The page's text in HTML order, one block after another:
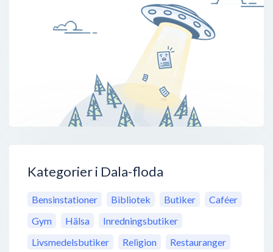
Kategorier i Dala-floda
Bensinstationer Bibliotek Butiker
Caféer
Gym
Hälsa
Inredningsbutiker
Livsmedelsbutiker
Religion
Restauranger